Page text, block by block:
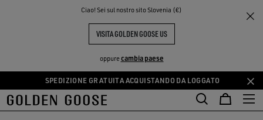
Ciao! Sei sul nostro sito Slovenia (€)
VISITA GOLDEN GOOSE US
oppurecambia paese
Vai
al
Vai
al
SPEDIZIONE GRATUITA ACQUISTANDO DA LOGGATO
THE
COMMUNITY
Stardan
STARDAN DONNA
Stardan
Stardan
Slide
Slide
Purestar
Purestar Dad-Star
Super-Star Sabot
Super-Star Sabot
Sky-
Sky-